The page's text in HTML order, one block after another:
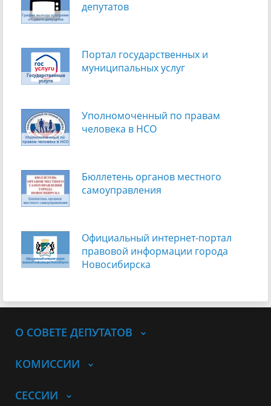
депутатов
Портал государственных и
муниципальных услуг
Уполномоченный по правам
человека в НСО
Бюллетень органов местного
самоуправления
Официальный интернет-портал
правовой информации города
Новосибирска
О СОВЕТЕ ДЕПУТАТОВ
КОМИССИИ
СЕССИИ